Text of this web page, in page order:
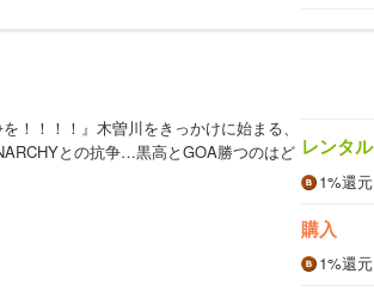
！！！！』木曽川をきっかけに始まる、
との抗争…黒高とGOA勝つのはど レンタル
1%還元
購入
1%還元